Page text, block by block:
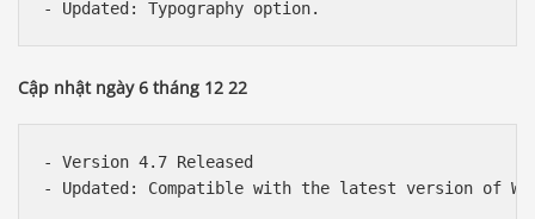
Cập nhật ngày 6 tháng 12 22
- Version 4.7 Released